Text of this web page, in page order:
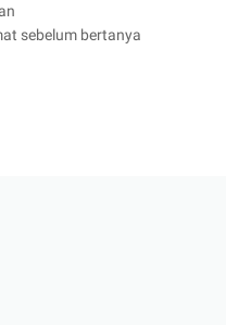
sebelum bertanya